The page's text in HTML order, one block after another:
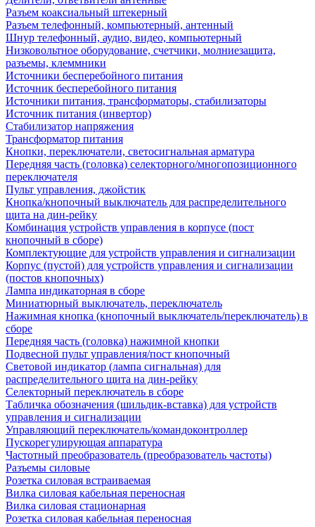
Разъем коаксиальный штекерный
Разъем телефонный, компьютерный, антенный
Шнур телефонный, аудио, видео, компьютерный
Низковольтное оборудование, счетчики, молниезащита,
разъемы, клеммники
Источники бесперебойного питания
Источник бесперебойного питания
Источники питания, трансформаторы, стабилизаторы
Источник питания (инвертор)
Стабилизатор напряжения
Трансформатор питания
Кнопки, переключатели, светосигнальная арматура
Передняя часть (головка) селекторного/многопозиционного
переключателя
Пульт управления, джойстик
Кнопка/кнопочный выключатель для распределительного
щита на дин-рейку
Комбинация устройств управления в корпусе (пост
кнопочный в сборе)
Комплектующие для устройств управления и сигнализации
Корпус (пустой) для устройств управления и сигнализации
(постов кнопочных)
Лампа индикаторная в сборе
Миниатюрный выключатель, переключатель
Нажимная кнопка (кнопочный выключатель/переключатель) в
сборе
Передняя часть (головка) нажимной кнопки
Подвесной пульт управления/пост кнопочный
Световой индикатор (лампа сигнальная) для
распределительного щита на дин-рейку
Селекторный переключатель в сборе
Табличка обозначения (шильдик-вставка) для устройств
управления и сигнализации
Управляющий переключатель/командоконтроллер
Пускорегулирующая аппаратура
Частотный преобразователь (преобразователь частоты)
Разъемы силовые
Розетка силовая встраиваемая
Вилка силовая кабельная переносная
Вилка силовая стационарная
Розетка силовая кабельная переносная